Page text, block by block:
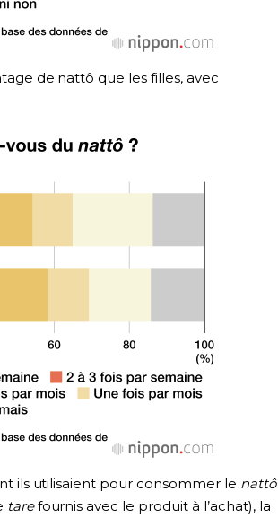
de nattô que les filles, avec
ils utilisaient pour consommer le nattô
tarefournis avec le produit à l’achat), la